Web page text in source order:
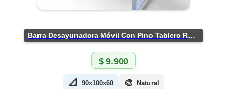
Barra Desayunadora Móvil Con Pino Tablero Rústico
$9.900
📐 90x100x60 🎨 Natural